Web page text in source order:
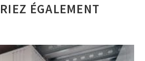
ÉGALEMENT